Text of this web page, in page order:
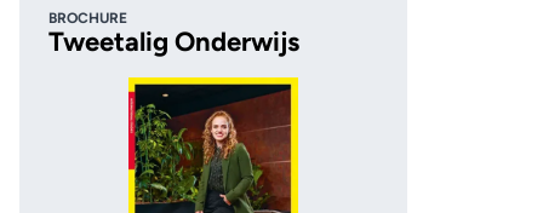
BROCHURE
Tweetalig Onderwijs